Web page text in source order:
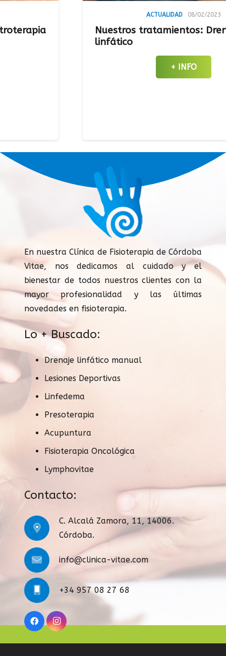
ACTUALIDAD 08/02/2023
Nuestros tratamientos: Drenaje
linfático
En nuestra Clínica de Fisioterapia de Córdoba
Vitae, nos dedicamos al cuidado y el
bienestar de todos nuestros clientes con la
mayor profesionalidad y las últimas
novedades en fisioterapia.
Lo + Buscado:
Drenaje linfático manual
Lesiones Deportivas
Linfedema
Presoterapia
Acupuntura
Fisioterapia Oncológica
Lymphovitae
Contacto:
C. Alcalá Zamora, 11, 14006.
Córdoba.
info@clinica-vitae.com
+34 957 08 27 68